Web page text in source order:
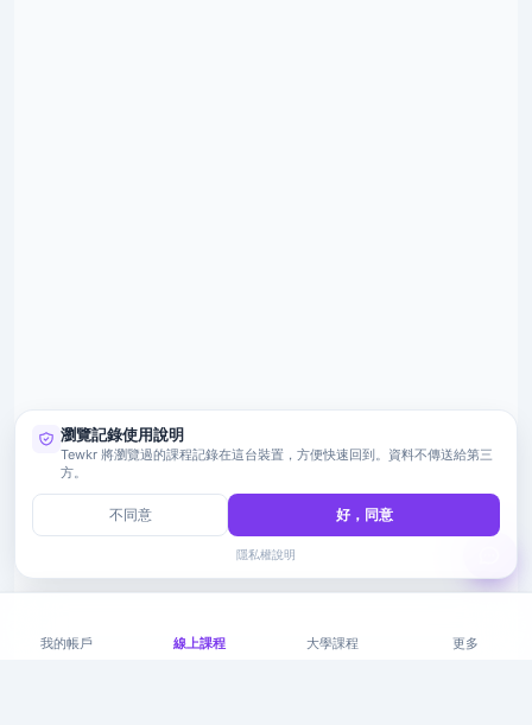
我的帳戶 線上課程 大學課程 更多
瀏覽記錄使用說明
Tewkr 將瀏覽過的課程記錄在這台裝置，方便快速回到。資料不傳送給第三
方。
不同意 好，同意
隱私權說明